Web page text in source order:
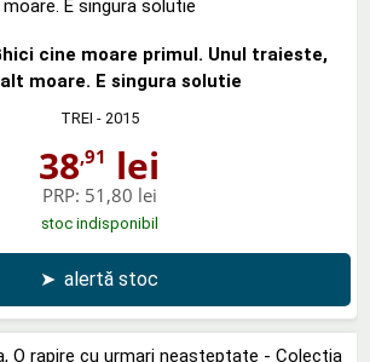
cine moare primul. Unul traieste,
moare. E singura solutie
TREI - 2015
38,91 lei
PRP: 51,80 lei
stoc indisponibil
➤ alertă stoc